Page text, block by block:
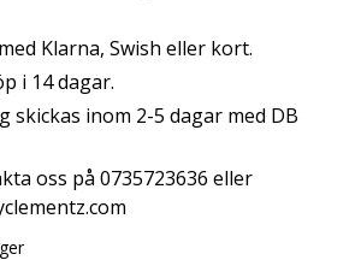
Klarna, Swish eller kort.
i 14 dagar.
skickas inom 2-5 dagar med DB
oss på 0735723636 eller